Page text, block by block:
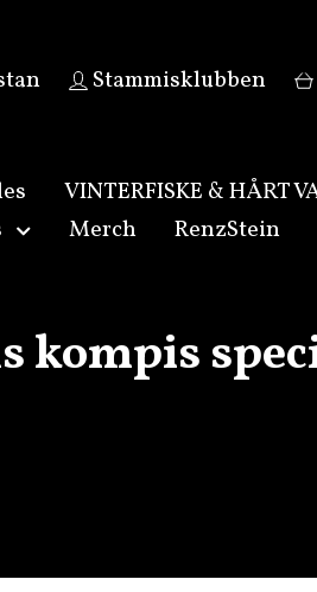
Stammisklubben
VINTERFISKE & HÅRT
Merch
RenzStein
kompis